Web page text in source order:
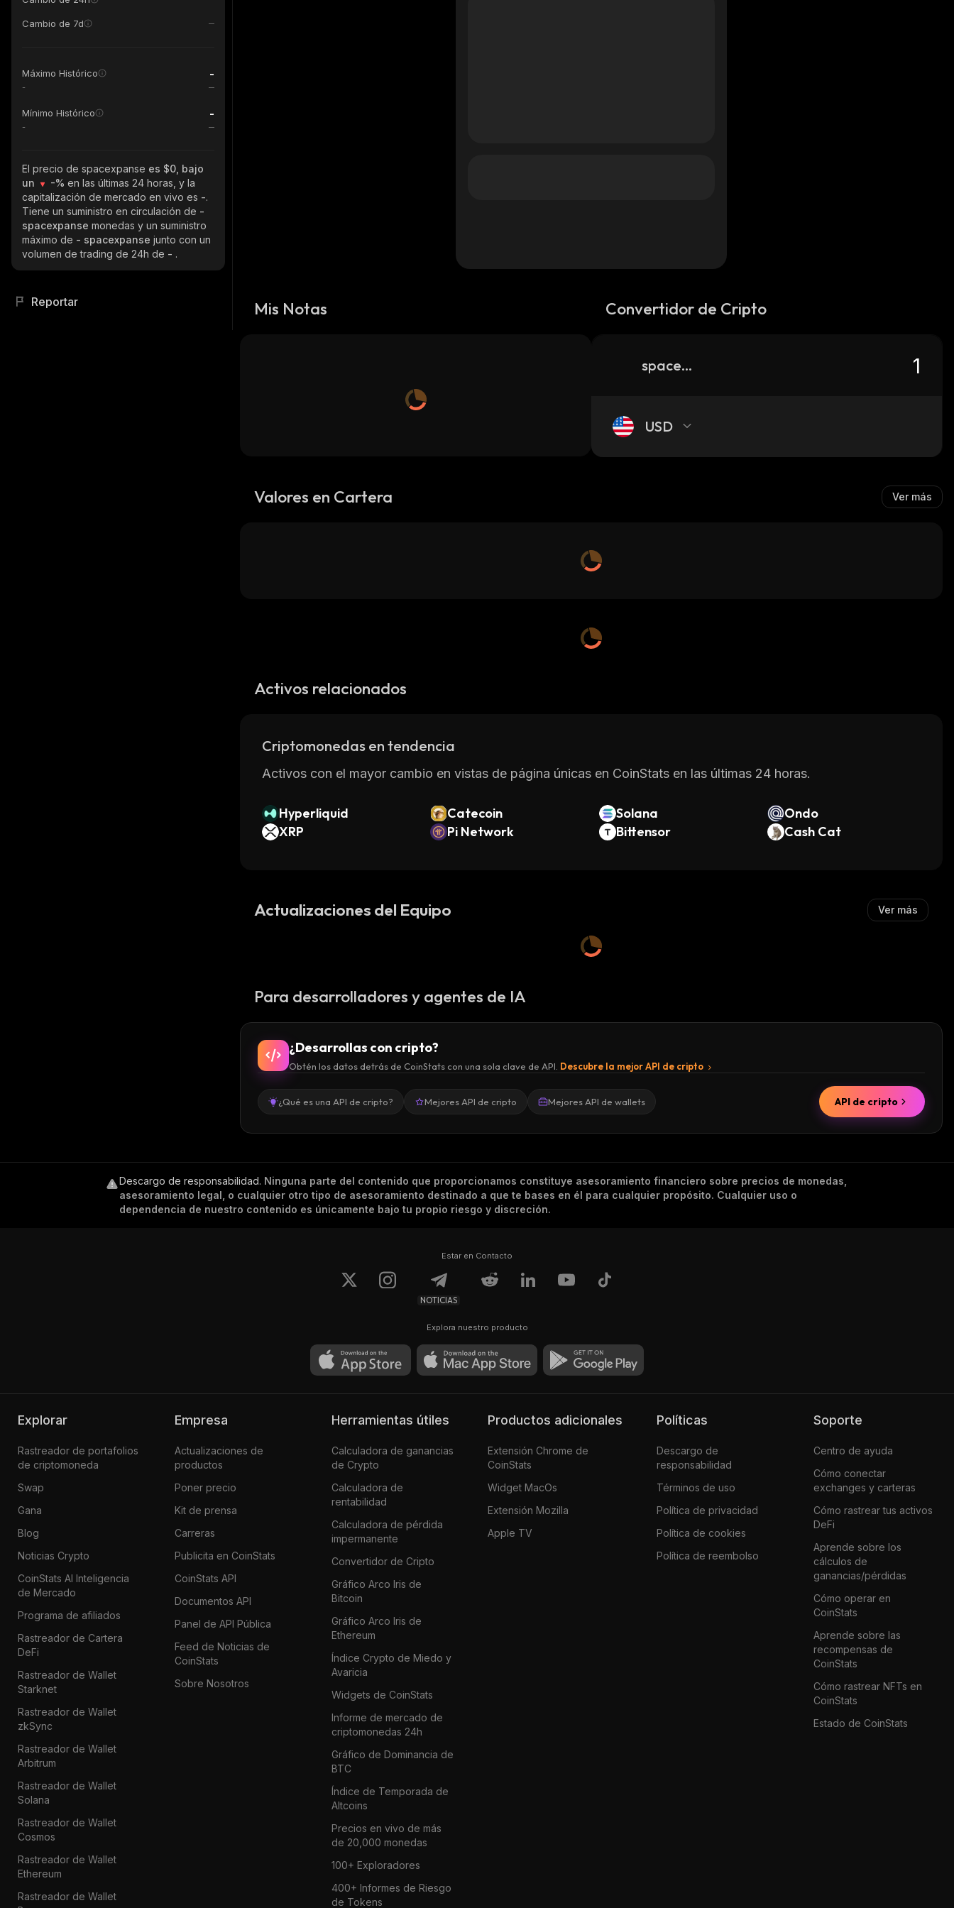
Cambio de 7d
Máximo Histórico -
-
Mínimo Histórico -
-
El precio de spacexpanse es $0, bajo
un
-% en las últimas 24 horas, y la
capitalización de mercado en vivo es -.
Tiene un suministro en circulación de -
spacexpanse monedas y un suministro
máximo de - spacexpanse junto con un
volumen de trading de 24h de - .
Reportar Mis Notas Convertidor de Cripto
spacexpanse
USD
Valores en Cartera Ver más
Activos relacionados
Criptomonedas en tendencia
Activos con el mayor cambio en vistas de página únicas en CoinStats en las últimas 24 horas.
Hyperliquid Catecoin Solana
Ondo
XRP
Pi Network Bittensor Cash Cat
Actualizaciones del Equipo Ver más
Para desarrolladores y agentes de IA
¿Desarrollas con cripto?
Obtén los datos detrás de CoinStats con una sola clave de API. Descubre la mejor API de cripto
¿Qué es una API de cripto? Mejores API de cripto Mejores API de wallets API de cripto
Descargo de responsabilidad. Ninguna parte del contenido que proporcionamos constituye asesoramiento financiero sobre precios de monedas,
asesoramiento legal, o cualquier otro tipo de asesoramiento destinado a que te bases en él para cualquier propósito. Cualquier uso o
dependencia de nuestro contenido es únicamente bajo tu propio riesgo y discreción.
Estar en Contacto
NOTICIAS
Explora nuestro producto
Explorar
Rastreador de portafolios
de criptomoneda
Swap
Gana
Blog
Noticias Crypto
CoinStats AI Inteligencia
de Mercado
Programa de afiliados
Rastreador de Cartera
DeFi
Rastreador de Wallet
Starknet
Rastreador de Wallet
zkSync
Rastreador de Wallet
Arbitrum
Rastreador de Wallet
Solana
Rastreador de Wallet
Cosmos
Rastreador de Wallet
Ethereum
Rastreador de Wallet
Empresa
Actualizaciones de
productos
Poner precio
Kit de prensa
Carreras
Publicita en CoinStats
CoinStats API
Documentos API
Panel de API Pública
Feed de Noticias de
CoinStats
Sobre Nosotros
Herramientas útiles
Calculadora de ganancias
de Crypto
Calculadora de
rentabilidad
Calculadora de pérdida
impermanente
Convertidor de Cripto
Gráfico Arco Iris de
Bitcoin
Gráfico Arco Iris de
Ethereum
Índice Crypto de Miedo y
Avaricia
Widgets de CoinStats
Informe de mercado de
criptomonedas 24h
Gráfico de Dominancia de
BTC
Índice de Temporada de
Altcoins
Precios en vivo de más
de 20,000 monedas
100+ Exploradores
400+ Informes de Riesgo
de Tokens
Productos adicionales
Extensión Chrome de
CoinStats
Widget MacOs
Extensión Mozilla
Apple TV
Políticas
Descargo de
responsabilidad
Términos de uso
Política de privacidad
Política de cookies
Política de reembolso
Soporte
Centro de ayuda
Cómo conectar
exchanges y carteras
Cómo rastrear tus activos
DeFi
Aprende sobre los
cálculos de
ganancias/pérdidas
Cómo operar en
CoinStats
Aprende sobre las
recompensas de
CoinStats
Cómo rastrear NFTs en
CoinStats
Estado de CoinStats